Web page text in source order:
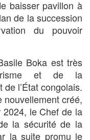
baisser pavillon à
de la succession
du pouvoir
Boka est très
et de la
l’État congolais.
nouvellement créé,
le Chef de la
la sécurité de la
la suite promu le